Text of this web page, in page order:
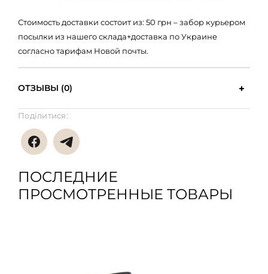
Стоимость доставки состоит из: 50 грн – забор курьером
посылки из нашего склада+доставка по Украине
согласно тарифам Новой почты.
ОТЗЫВЫ (0)
Поділитися:
ПОСЛЕДНИЕ
ПРОСМОТРЕННЫЕ ТОВАРЫ